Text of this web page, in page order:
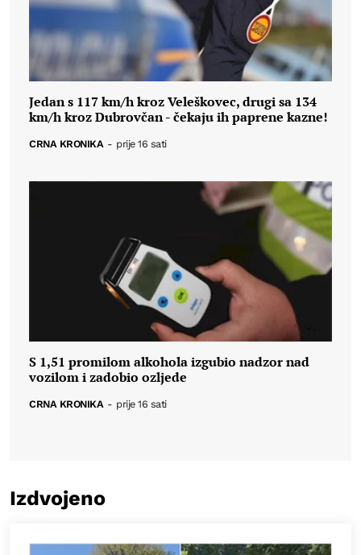
Jedan s 117 km/h kroz Veleškovec, drugi sa 134
km/h kroz Dubrovčan - čekaju ih paprene kazne!
CRNA KRONIKA - prije 16 sati
S 1,51 promilom alkohola izgubio nadzor nad
vozilom i zadobio ozljede
CRNA KRONIKA - prije 16 sati
Izdvojeno